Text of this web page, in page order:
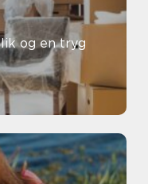
og en tryg